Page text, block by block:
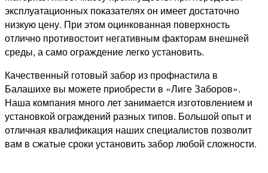
эксплуатационных показателях он имеет достаточно
низкую цену. При этом оцинкованная поверхность
отлично противостоит негативным факторам внешней
среды, а само ограждение легко установить.
Качественный готовый забор из профнастила в
Балашихе вы можете приобрести в «Лиге Заборов».
Наша компания много лет занимается изготовлением и
установкой ограждений разных типов. Большой опыт и
отличная квалификация наших специалистов позволит
вам в сжатые сроки установить забор любой сложности.